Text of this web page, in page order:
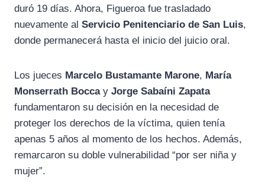
k
m
duró 19 días. Ahora, Figueroa fue trasladado
nuevamente al Servicio Penitenciario de San Luis,
donde permanecerá hasta el inicio del juicio oral.
Los jueces Marcelo Bustamante Marone, María
Monserrath Boccay Jorge Sabaíni Zapata
fundamentaron su decisión en la necesidad de
proteger los derechos de la víctima, quien tenía
apenas 5 años al momento de los hechos. Además,
remarcaron su doble vulnerabilidad “por ser niña y
mujer”.